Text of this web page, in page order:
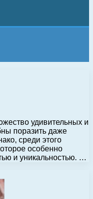
удивительных и
поразить даже
среди этого
особенно
и уникальностью. …